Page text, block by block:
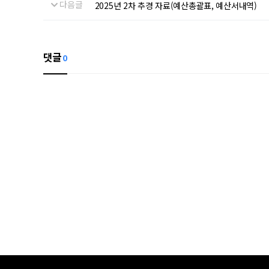
다음글 2025년 2차 추경 자료(예산총괄표, 예산서내역)
댓글0